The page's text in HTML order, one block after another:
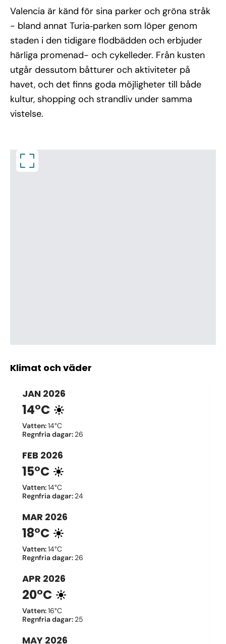
Valencia är känd för sina parker och gröna stråk
- bland annat Turia‑parken som löper genom
staden i den tidigare flodbädden och erbjuder
härliga promenad- och cykelleder. Från kusten
utgår dessutom båtturer och aktiviteter på
havet, och det finns goda möjligheter till både
kultur, shopping och strandliv under samma
vistelse.
Klimat och väder
JAN 2026
14°C
Vatten:14°C
Regnfria dagar: 26
FEB 2026
15°C
Vatten:14°C
Regnfria dagar: 24
MAR 2026
18°C
Vatten:14°C
Regnfria dagar: 26
APR 2026
20°C
Vatten:16°C
Regnfria dagar: 25
MAY 2026